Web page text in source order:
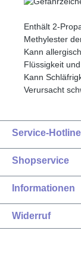
Enthält 2-
Methylester
Kann
Flüssigkeit
Kann
Verursacht
Service-Hotline
Shopservice
Informationen
Widerruf